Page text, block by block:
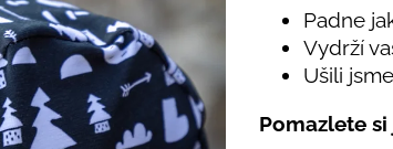
Padne
Vydrží
Ušili
Pomazlete si
ČEPICE UV 30 SVĚTLE MODRÁ